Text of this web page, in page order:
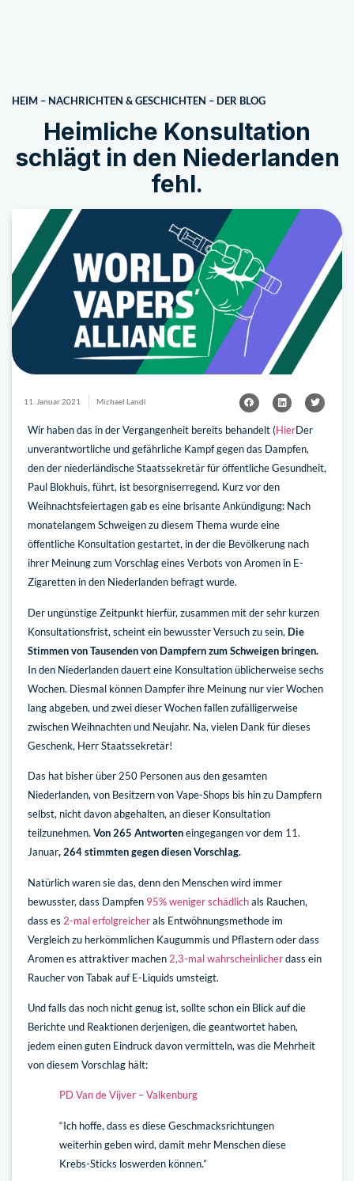
HEIM – NACHRICHTEN & GESCHICHTEN – DER BLOG
Heimliche Konsultation
schlägt in den Niederlanden
fehl.
11. Januar 2021 Michael Landl
Wir haben das in der Vergangenheit bereits behandelt (HierDer
unverantwortliche und gefährliche Kampf gegen das Dampfen,
den der niederländische Staatssekretär für öffentliche Gesundheit,
Paul Blokhuis, führt, ist besorgniserregend. Kurz vor den
Weihnachtsfeiertagen gab es eine brisante Ankündigung: Nach
monatelangem Schweigen zu diesem Thema wurde eine
öffentliche Konsultation gestartet, in der die Bevölkerung nach
ihrer Meinung zum Vorschlag eines Verbots von Aromen in E-
Zigaretten in den Niederlanden befragt wurde.
Der ungünstige Zeitpunkt hierfür, zusammen mit der sehr kurzen
Konsultationsfrist, scheint ein bewusster Versuch zu sein, Die
Stimmen von Tausenden von Dampfern zum Schweigen bringen.
In den Niederlanden dauert eine Konsultation üblicherweise sechs
Wochen. Diesmal können Dampfer ihre Meinung nur vier Wochen
lang abgeben, und zwei dieser Wochen fallen zufälligerweise
zwischen Weihnachten und Neujahr. Na, vielen Dank für dieses
Geschenk, Herr Staatssekretär!
Das hat bisher über 250 Personen aus den gesamten
Niederlanden, von Besitzern von Vape-Shops bis hin zu Dampfern
selbst, nicht davon abgehalten, an dieser Konsultation
teilzunehmen. Von 265 Antworteneingegangen vor dem 11.
Januar, 264 stimmten gegen diesen Vorschlag.
Natürlich waren sie das, denn den Menschen wird immer
bewusster, dass Dampfen 95% weniger schädlichals Rauchen,
dass es 2-mal erfolgreicherals Entwöhnungsmethode im
Vergleich zu herkömmlichen Kaugummis und Pflastern oder dass
Aromen es attraktiver machen 2,3-mal wahrscheinlicherdass ein
Raucher von Tabak auf E-Liquids umsteigt.
Und falls das noch nicht genug ist, sollte schon ein Blick auf die
Berichte und Reaktionen derjenigen, die geantwortet haben,
jedem einen guten Eindruck davon vermitteln, was die Mehrheit
von diesem Vorschlag hält:
PD Van de Vijver – Valkenburg
“Ich hoffe, dass es diese Geschmacksrichtungen
weiterhin geben wird, damit mehr Menschen diese
Krebs-Sticks loswerden können.”